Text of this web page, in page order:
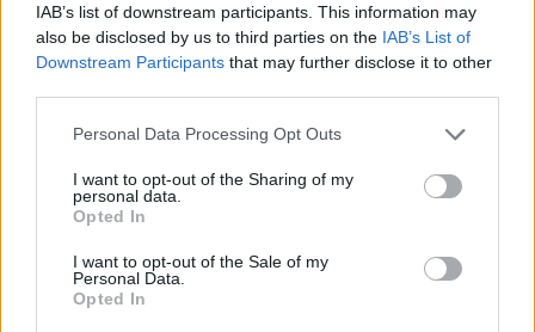
IAB’s list of downstream participants. This information may
also be disclosed by us to third parties on the IAB’s List of
Downstream Participants that may further disclose it to other
Personal Data Processing Opt Outs
I want to opt-out of the Sharing of my
personal data.
Opted In
I want to opt-out of the Sale of my
Personal Data.
Opted In